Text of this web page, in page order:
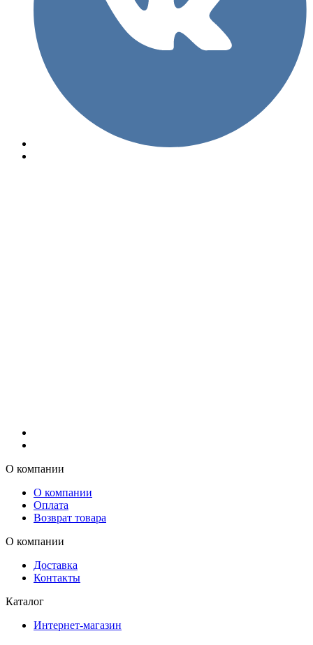
О компании
О компании
Оплата
Возврат товара
О компании
Доставка
Контакты
Каталог
Интернет-магазин